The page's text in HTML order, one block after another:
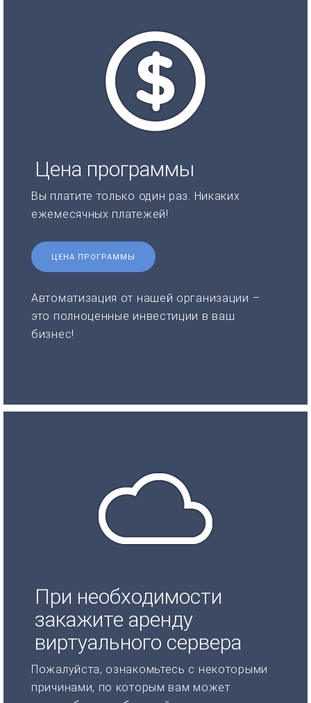
Цена программы
Вы платите только один раз. Никаких
ежемесячных платежей!
ЦЕНА ПРОГРАММЫ
Автоматизация от нашей организации –
это полноценные инвестиции в ваш
бизнес!
При необходимости
закажите аренду
виртуального сервера
Пожалуйста, ознакомьтесь с некоторыми
причинами, по которым вам может